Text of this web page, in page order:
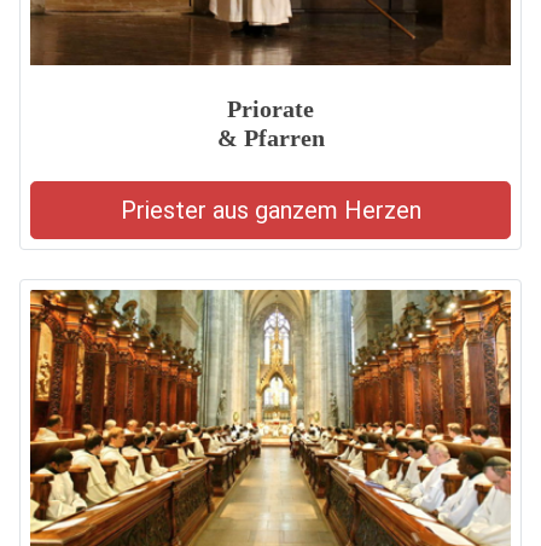
Priorate
& Pfarren
Priester aus ganzem Herzen